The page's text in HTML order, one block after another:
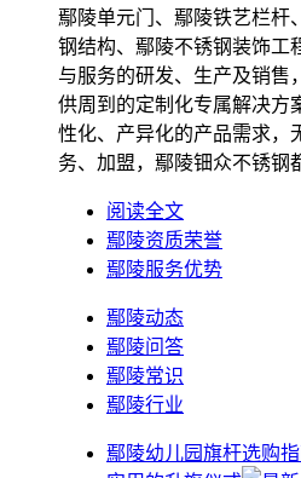
鄢陵单元门、鄢陵铁艺栏杆
钢结构、鄢陵不锈钢装饰工
与服务的研发、生产及销售
供周到的定制化专属解决方
性化、产异化的产品需求，
务、加盟，鄢陵钿众不锈钢
阅读全文
鄢陵资质荣誉
鄢陵服务优势
鄢陵动态
鄢陵问答
鄢陵常识
鄢陵行业
鄢陵幼儿园旗杆选购